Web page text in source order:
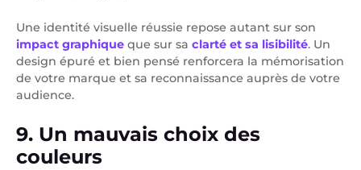
Une identité visuelle réussie repose autant sur son
impact graphique que sur sa clarté et sa lisibilité. Un
design épuré et bien pensé renforcera la mémorisation
de votre marque et sa reconnaissance auprès de votre
audience.
9. Un mauvais choix des
couleurs